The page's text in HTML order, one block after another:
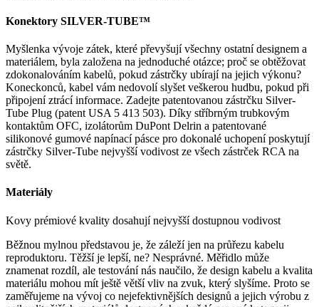
Konektory SILVER-TUBE™
Myšlenka vývoje zátek, které převyšují všechny ostatní designem a
materiálem, byla založena na jednoduché otázce; proč se obtěžovat
zdokonalováním kabelů, pokud zástrčky ubírají na jejich výkonu?
Koneckonců, kabel vám nedovolí slyšet veškerou hudbu, pokud při
připojení ztrácí informace. Zadejte patentovanou zástrčku Silver-
Tube Plug (patent USA 5 413 503). Díky stříbrným trubkovým
kontaktům OFC, izolátorům DuPont Delrin a patentované
silikonové gumové napínací pásce pro dokonalé uchopení poskytují
zástrčky Silver-Tube nejvyšší vodivost ze všech zástrček RCA na
světě.
Materiály
Kovy prémiové kvality dosahují nejvyšší dostupnou vodivost
Běžnou mylnou představou je, že záleží jen na průřezu kabelu
reproduktoru. Těžší je lepší, ne? Nesprávné. Měřidlo může
znamenat rozdíl, ale testování nás naučilo, že design kabelu a kvalita
materiálu mohou mít ještě větší vliv na zvuk, který slyšíme. Proto se
zaměřujeme na vývoj co nejefektivnějších designů a jejich výrobu z